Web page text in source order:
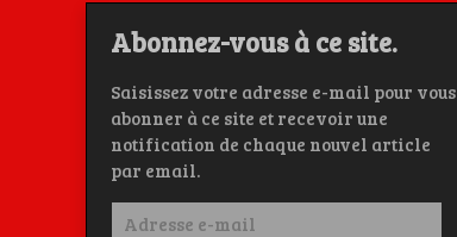
Abonnez-vous à ce site.
Saisissez votre adresse e-mail pour vous
abonner à ce site et recevoir une
notification de chaque nouvel article
par email.
Adresse